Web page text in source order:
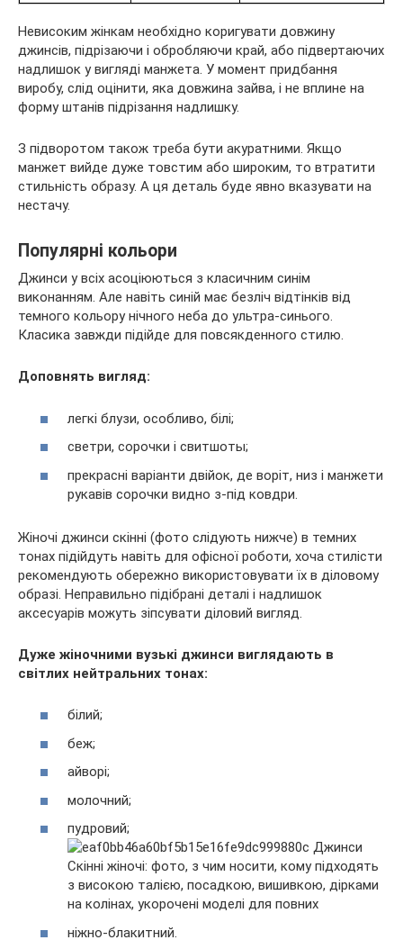
Невисоким жінкам необхідно коригувати довжину
джинсів, підрізаючи і обробляючи край, або підвертаючих
надлишок у вигляді манжета. У момент придбання
виробу, слід оцінити, яка довжина зайва, і не вплине на
форму штанів підрізання надлишку.
З підворотом також треба бути акуратними. Якщо
манжет вийде дуже товстим або широким, то втратити
стильність образу. А ця деталь буде явно вказувати на
нестачу.
Популярні кольори
Джинси у всіх асоціюються з класичним синім
виконанням. Але навіть синій має безліч відтінків від
темного кольору нічного неба до ультра-синього.
Класика завжди підійде для повсякденного стилю.
Доповнять вигляд:
легкі блузи, особливо, білі;
светри, сорочки і свитшоты;
прекрасні варіанти двійок, де воріт, низ і манжети
рукавів сорочки видно з-під ковдри.
Жіночі джинси скінні (фото слідують нижче) в темних
тонах підійдуть навіть для офісної роботи, хоча стилісти
рекомендують обережно використовувати їх в діловому
образі. Неправильно підібрані деталі і надлишок
аксесуарів можуть зіпсувати діловий вигляд.
Дуже жіночними вузькі джинси виглядають в
світлих нейтральних тонах:
білий;
беж;
айворі;
молочний;
пудровий;
ніжно-блакитний.